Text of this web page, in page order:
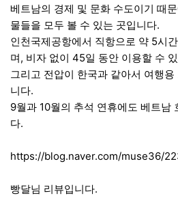
베트남의 경제 및 문화 수도이기 때
물들을 모두 볼 수 있는 곳입니다.
인천국제공항에서 직항으로 약 5시
며, 비자 없이 45일 동안 이용할 수
그리고 전압이 한국과 같아서 여행
니다.
9월과 10월의 추석 연휴에도 베트남
다.
https://blog.naver.com/muse36/
빵달님 리뷰입니다.